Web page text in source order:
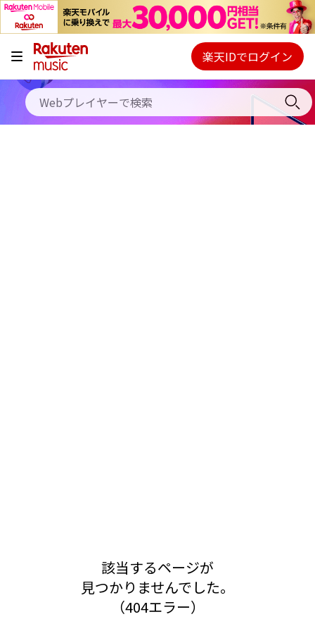
キャンペーン
料金プラン
使い方
Webプレイヤー
ご契約内容の確認・変更
楽天IDでログイン
該当するページが
見つかりませんでした。
（404エラー）